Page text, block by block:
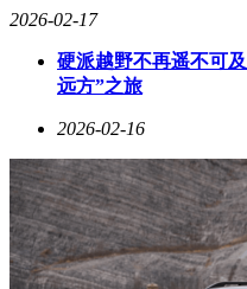
2026-02-17
硬派越野不再遥不可
远方”之旅
2026-02-16